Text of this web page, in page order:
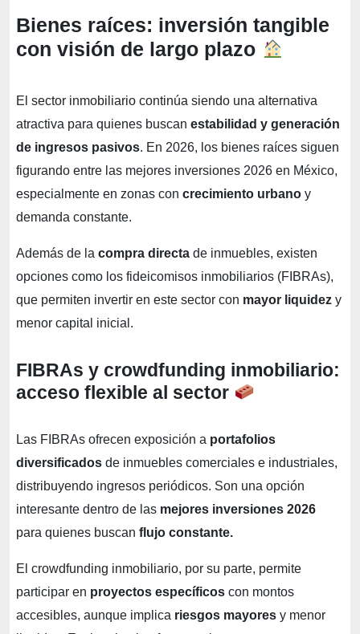
Bienes raíces: inversión tangible
con visión de largo plazo
El sector inmobiliario continúa siendo una alternativa
atractiva para quienes buscan estabilidad y generación
de ingresos pasivos. En 2026, los bienes raíces siguen
figurando entre las mejores inversiones 2026 en México,
especialmente en zonas con crecimiento urbano y
demanda constante.
Además de la compra directa de inmuebles, existen
opciones como los fideicomisos inmobiliarios (FIBRAs),
que permiten invertir en este sector con mayor liquidez y
menor capital inicial.
FIBRAs y crowdfunding inmobiliario:
acceso flexible al sector
Las FIBRAs ofrecen exposición a portafolios
diversificados de inmuebles comerciales e industriales,
distribuyendo ingresos periódicos. Son una opción
interesante dentro de las mejores inversiones 2026
para quienes buscan flujo constante.
El crowdfunding inmobiliario, por su parte, permite
participar en proyectos específicos con montos
accesibles, aunque implica riesgos mayores y menor